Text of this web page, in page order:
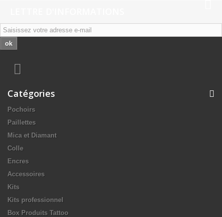
ok
Catégories
Pochoirs
Paillettes
Mica et Diamant
Colle
Encres
Accessoires
Kits
Kits professionnel
Box Produits Tattoo